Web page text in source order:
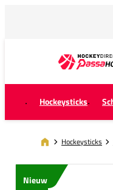
Hockeysticks
Hockeysticks
Nieuw